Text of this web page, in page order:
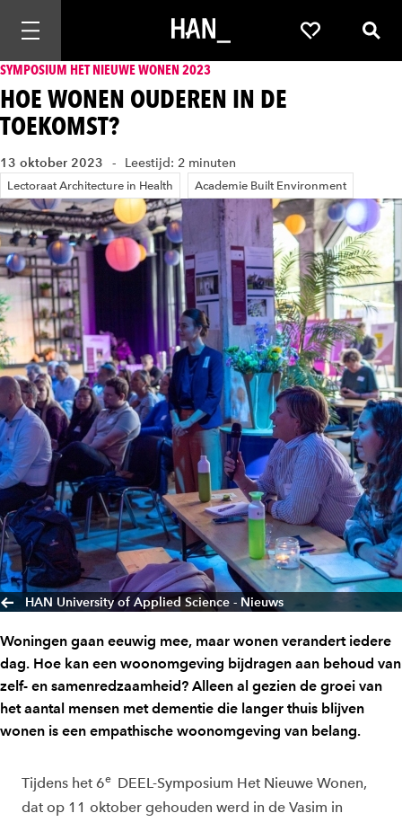
Mobiele navigatie openen Favorieten
SYMPOSIUM HET NIEUWE WONEN 2023
HOE WONEN OUDEREN IN DE
TOEKOMST?
13 oktober 2023 Leestijd: 2 minuten
Lectoraat Architecture in Health Academie Built Environment
HAN University of Applied Science - Nieuws
Woningen gaan eeuwig mee, maar wonen verandert iedere
dag. Hoe kan een woonomgeving bijdragen aan behoud van
zelf- en samenredzaamheid? Alleen al gezien de groei van
het aantal mensen met dementie die langer thuis blijven
wonen is een empathische woonomgeving van belang.
Tijdens het 6e DEEL-Symposium Het Nieuwe Wonen,
dat op 11 oktober gehouden werd in de Vasim in